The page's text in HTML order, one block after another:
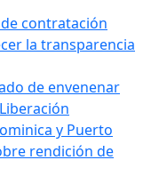
contratación
la transparencia
de envenenar
y Puerto
rendición de